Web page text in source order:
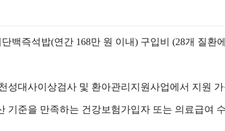
백즉석밥(연간 168만 원 이내) 구입비 (28개 질환
성대사이상검사 및 환아관리지원사업에서 지원
기준을 만족하는 건강보험가입자 또는 의료급여